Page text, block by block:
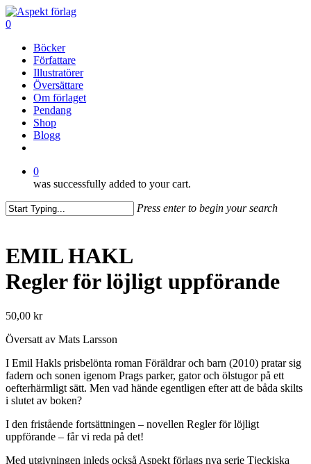
Skip
to
content
0
Böcker
Författare
Illustratörer
Översättare
Om förlaget
Pendang
Shop
Blogg
0
was successfully added to your cart.
Press enter to begin your search
EMIL HAKL
Regler för löjligt uppförande
50,00 kr
Översatt av Mats Larsson
I Emil Hakls prisbelönta roman Föräldrar och barn (2010) pratar sig
fadern och sonen igenom Prags parker, gator och ölstugor på ett
oefterhärmligt sätt. Men vad hände egentligen efter att de båda skilts
i slutet av boken?
I den fristående fortsättningen – novellen Regler för löjligt
uppförande – får vi reda på det!
Med utgivningen inleds också Aspekt förlags nya serie Tjeckiska